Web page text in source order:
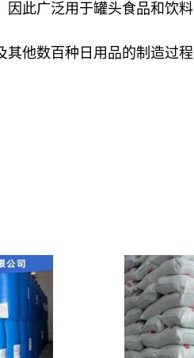
因此广泛用于罐头食品和饮料
其他数百种日用品的制造过程